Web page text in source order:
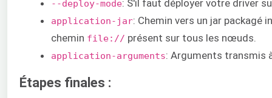
--deploy-mode: S'il faut déployer votre driver
application-jar: Chemin vers un jar
chemin file:// présent sur tous les nœuds.
application-arguments: Arguments transmis
Étapes finales :